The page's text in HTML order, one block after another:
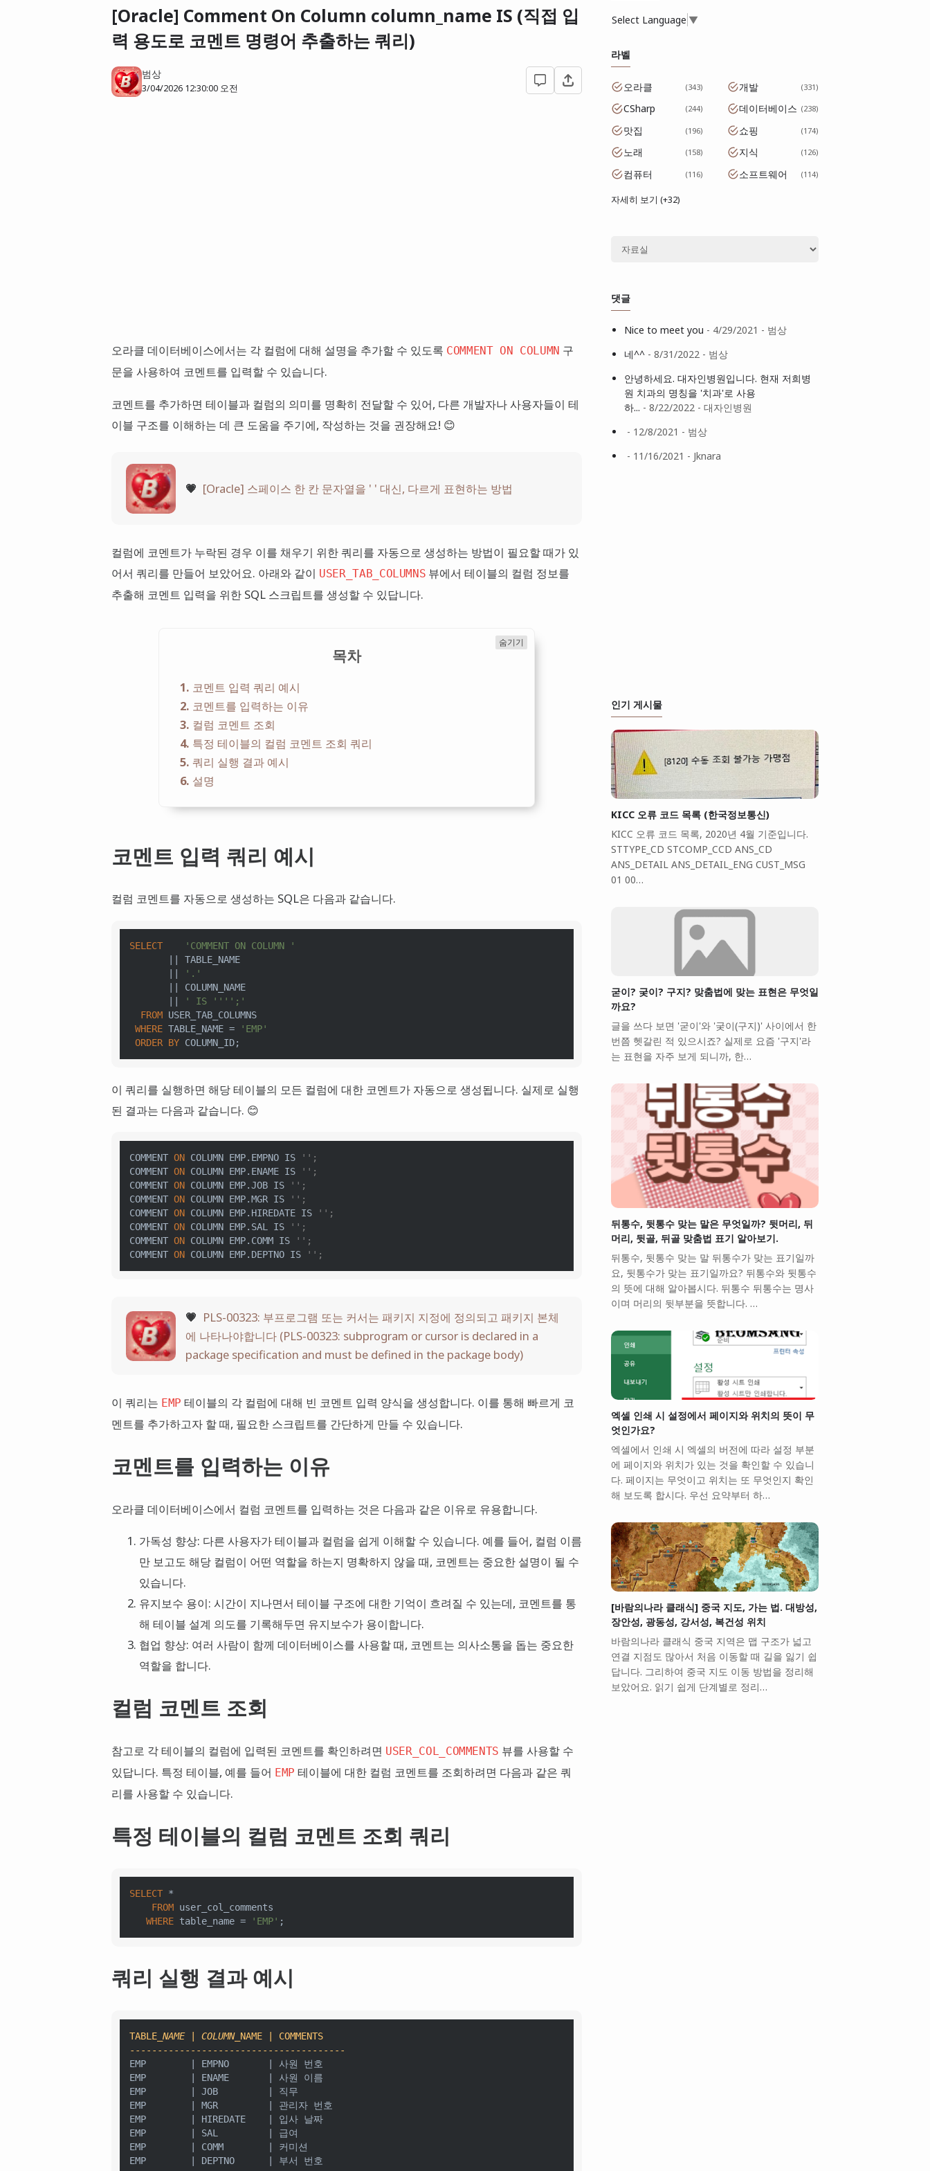
[Oracle] Comment On Column column_name IS (직접 입
력 용도로 코멘트 명령어 추출하는 쿼리)
범상
3/04/2026 12:30:00 오전
오라클 데이터베이스에서는 각 컬럼에 대해 설명을 추가할 수 있도록 COMMENT ON COLUMN 구
문을 사용하여 코멘트를 입력할 수 있습니다.
코멘트를 추가하면 테이블과 컬럼의 의미를 명확히 전달할 수 있어, 다른 개발자나 사용자들이 테
이블 구조를 이해하는 데 큰 도움을 주기에, 작성하는 것을 권장해요! 😊
💗 [Oracle] 스페이스 한 칸 문자열을 ' ' 대신, 다르게 표현하는 방법
컬럼에 코멘트가 누락된 경우 이를 채우기 위한 쿼리를 자동으로 생성하는 방법이 필요할 때가 있
어서 쿼리를 만들어 보았어요. 아래와 같이 USER_TAB_COLUMNS 뷰에서 테이블의 컬럼 정보를
추출해 코멘트 입력을 위한 SQL 스크립트를 생성할 수 있답니다.
목차
숨기기
1 코멘트 입력 쿼리 예시
2 코멘트를 입력하는 이유
3 컬럼 코멘트 조회
4 특정 테이블의 컬럼 코멘트 조회 쿼리
5 쿼리 실행 결과 예시
6 설명
코멘트 입력 쿼리 예시
컬럼 코멘트를 자동으로 생성하는 SQL은 다음과 같습니다.
SELECT
'COMMENT ON COLUMN '
TABLE_NAME
'.'
COLUMN_NAME
' IS '''';'
FROM USER_TAB_COLUMNS
WHERE TABLE_NAME =
'EMP'
ORDER BY
이 쿼리를 실행하면 해당 테이블의 모든 컬럼에 대한 코멘트가 자동으로 생성됩니다. 실제로 실행
된 결과는 다음과 같습니다. 😊
COMMENT ON COLUMN EMP.EMPNO IS
'';
COMMENT ON COLUMN EMP.ENAME IS
'';
COMMENT ON COLUMN EMP.JOB IS
'';
COMMENT ON COLUMN EMP.MGR IS
'';
COMMENT ON COLUMN EMP.HIREDATE IS
'';
COMMENT ON COLUMN EMP.SAL IS
'';
COMMENT ON COLUMN EMP.COMM IS
'';
COMMENT ON COLUMN EMP.DEPTNO IS '';
💗 PLS-00323: 부프로그램 또는 커서는 패키지 지정에 정의되고 패키지 본체
에 나타나야합니다 (PLS-00323: subprogram or cursor is declared in a
package specification and must be defined in the package body)
이 쿼리는 EMP 테이블의 각 컬럼에 대해 빈 코멘트 입력 양식을 생성합니다. 이를 통해 빠르게 코
멘트를 추가하고자 할 때, 필요한 스크립트를 간단하게 만들 수 있습니다.
코멘트를 입력하는 이유
오라클 데이터베이스에서 컬럼 코멘트를 입력하는 것은 다음과 같은 이유로 유용합니다.
가독성 향상: 다른 사용자가 테이블과 컬럼을 쉽게 이해할 수 있습니다. 예를 들어, 컬럼 이름
만 보고도 해당 컬럼이 어떤 역할을 하는지 명확하지 않을 때, 코멘트는 중요한 설명이 될 수
있습니다.
유지보수 용이: 시간이 지나면서 테이블 구조에 대한 기억이 흐려질 수 있는데, 코멘트를 통
해 테이블 설계 의도를 기록해두면 유지보수가 용이합니다.
협업 향상: 여러 사람이 함께 데이터베이스를 사용할 때, 코멘트는 의사소통을 돕는 중요한
역할을 합니다.
컬럼 코멘트 조회
참고로 각 테이블의 컬럼에 입력된 코멘트를 확인하려면 USER_COL_COMMENTS 뷰를 사용할 수
있답니다. 특정 테이블, 예를 들어 EMP 테이블에 대한 컬럼 코멘트를 조회하려면 다음과 같은 쿼
리를 사용할 수 있습니다.
특정 테이블의 컬럼 코멘트 조회 쿼리
SELECT *
FROM user_col_comments
WHERE table_name = 'EMP'
쿼리 실행 결과 예시
TABLE _NAME | COLUMN_ NAME | COMMENTS
---------------------------------------
EMP        | EMPNO       | 사원 번호
EMP        | ENAME       | 사원 이름
EMP        | JOB         | 직무
EMP        | MGR         | 관리자 번호
EMP        | HIREDATE    | 입사 날짜
EMP        | SAL         | 급여
EMP        | COMM        | 커미션
Select Language ▼
라벨
오라클 343 개발 331
CSharp 244 데이터베이스 238
맛집 196 쇼핑 174
노래 158 지식 126
컴퓨터 116 소프트웨어 114
자세히 보기 (+32)
댓글
Nice to meet you - 4/29/2021 - 범상
네^^- 8/31/2022- 범상
안녕하세요. 대자인병원입니다. 현재 저희병
원 치과의 명칭을 '치과'로 사용
하... - 8/22/2022- 대자인병원
- 12/8/2021 - 범상
- 11/16/2021 - Jknara
인기 게시물
KICC 오류 코드 목록 (한국정보통신)
KICC 오류 코드 목록, 2020년 4월 기준입니다.
STTYPE_CD STCOMP_CCD ANS_CD
ANS_DETAIL ANS_DETAIL_ENG CUST_MSG
01 00…
굳이? 궂이? 구지? 맞춤법에 맞는 표현은 무엇일
까요?
글을 쓰다 보면 '굳이'와 '궂이(구지)' 사이에서 한
번쯤 헷갈린 적 있으시죠? 실제로 요즘 '구지'라
는 표현을 자주 보게 되니까, 한…
뒤통수, 뒷통수 맞는 말은 무엇일까? 뒷머리, 뒤
머리, 뒷골, 뒤골 맞춤법 표기 알아보기.
뒤통수, 뒷통수 맞는 말 뒤통수가 맞는 표기일까
요, 뒷통수가 맞는 표기일까요? 뒤통수와 뒷통수
의 뜻에 대해 알아봅시다. 뒤통수 뒤통수는 명사
이며 머리의 뒷부분을 뜻합니다. …
엑셀 인쇄 시 설정에서 페이지와 위치의 뜻이 무
엇인가요?
엑셀에서 인쇄 시 엑셀의 버전에 따라 설정 부분
에 페이지와 위치가 있는 것을 확인할 수 있습니
다. 페이지는 무엇이고 위치는 또 무엇인지 확인
해 보도록 합시다. 우선 요약부터 하…
[바람의나라 클래식] 중국 지도, 가는 법. 대방성,
장안성, 광동성, 강서성, 복건성 위치
바람의나라 클래식 중국 지역은 맵 구조가 넓고
연결 지점도 많아서 처음 이동할 때 길을 잃기 쉽
답니다. 그리하여 중국 지도 이동 방법을 정리해
보았어요. 읽기 쉽게 단계별로 정리…